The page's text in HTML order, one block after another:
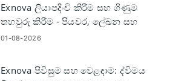
Exnova ලියාපදිංචි කිරීම සහ ගිණුම
තහවුරු කිරීම - පියවර, ලේඛන සහ
වේලාව
01-08-2026
Exnova පිවිසුම සහ වෙළඳාම: ද්විමය